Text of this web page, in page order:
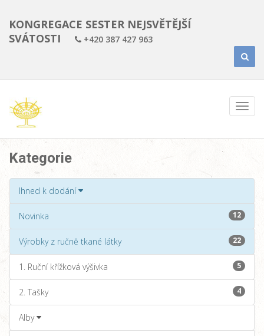
KONGREGACE SESTER NEJSVĚTĚJŠÍ
SVÁTOSTI
+420 387 427 963
Kategorie
Ihned k dodání
Novinka 12
Výrobky z ručně tkané látky 22
1. Ruční křížková výšivka 5
2. Tašky 4
Alby